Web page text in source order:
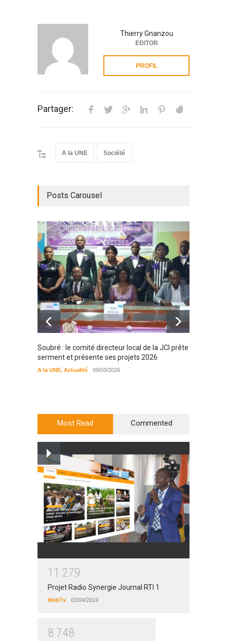
Thierry Gnanzou
EDITOR
PROFIL
Partager:
A la UNE Société
Posts Carousel
Soubré : le comité directeur local de la JCI prête
serment et présente ses projets 2026
A la UNE, Actualité 09/03/2026
Most Read Commented
1 1 279
Projet Radio Synergie Journal RTI 1
WebTv 03/04/2019
8 748